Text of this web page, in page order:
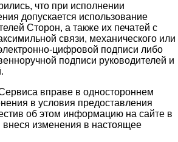
что при исполнении
допускается использование
Сторон, а также их печатей с
связи, механического или
цифровой подписи либо
подписи руководителей и
вправе в одностороннем
в условия предоставления
об этом информацию на сайте в
внеся изменения в настоящее